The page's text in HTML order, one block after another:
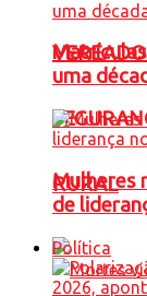
RURAL
uma
Mulheres
de
Política